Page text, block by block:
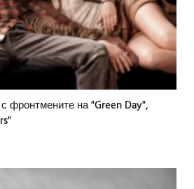
фронтмените на "Green Day",